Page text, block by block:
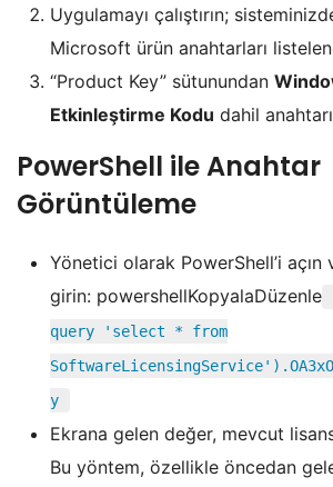
Uygulamayı çalıştırın;
Microsoft ürün anahtarları
“Product Key” sütunundan
Etkinleştirme Kodu dahil
PowerShell ile Anahtar
Görüntüleme
Yönetici olarak PowerShell’i açın
girin: powershellKopyalaDüzenle
query 'select * from
y
Ekrana gelen değer, mevcut lisans
Bu yöntem, özellikle öncedan